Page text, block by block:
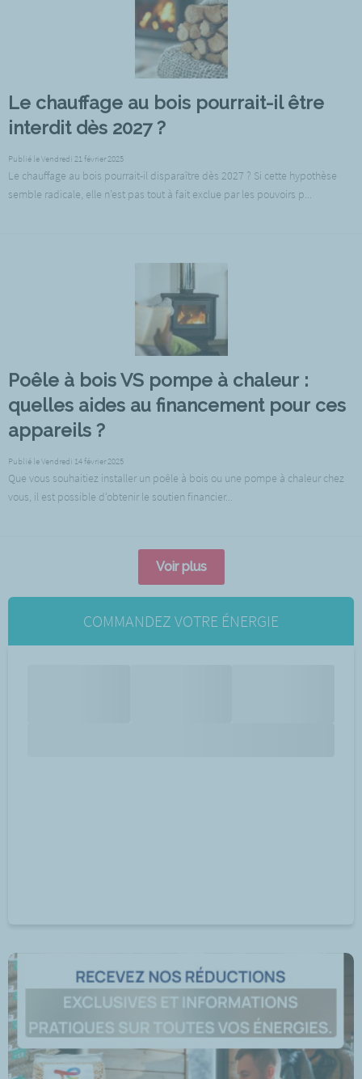
Le chauffage au bois pourrait-il être
interdit dès 2027 ?
Publié le Vendredi 21 février 2025
Le chauffage au bois pourrait-il disparaître dès 2027 ? Si cette hypothèse
semble radicale, elle n’est pas tout à fait exclue par les pouvoirs p...
Poêle à bois VS pompe à chaleur :
quelles aides au financement pour ces
appareils ?
Publié le Vendredi 14 février 2025
Que vous souhaitiez installer un poêle à bois ou une pompe à chaleur chez
vous, il est possible d'obtenir le soutien financier...
Voir plus
COMMANDEZ VOTRE ÉNERGIE